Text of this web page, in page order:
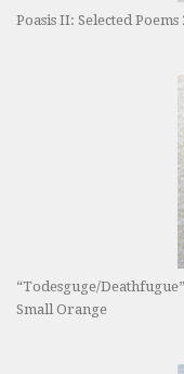
Poasis II: Selected Poems
“Todesguge/Deathfugue”
Small Orange